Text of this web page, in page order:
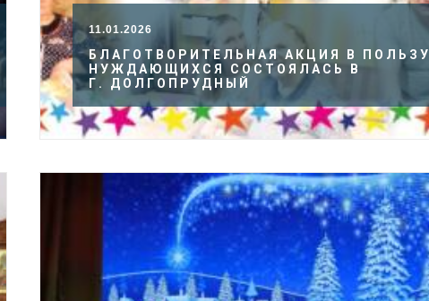
11.01.2026
БЛАГОТВОРИТЕЛЬНАЯ АКЦИЯ В ПОЛЬЗУ
НУЖДАЮЩИХСЯ СОСТОЯЛАСЬ В
Г. ДОЛГОПРУДНЫЙ